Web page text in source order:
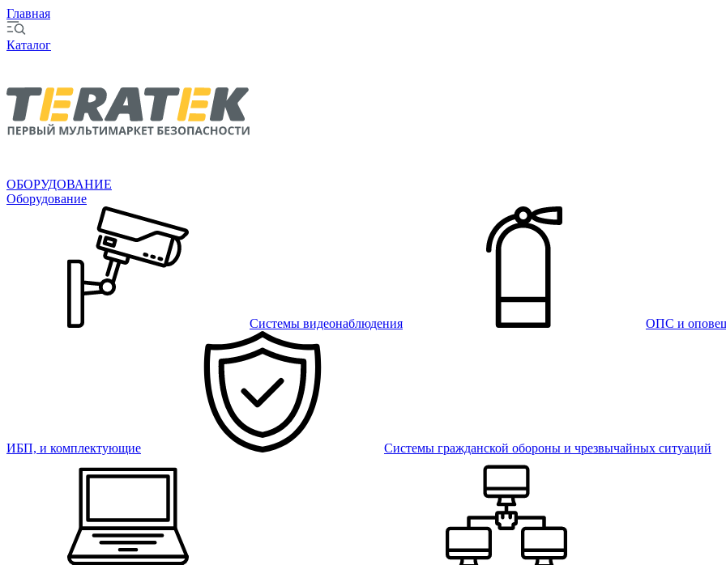
Главная
Каталог
ОБОРУДОВАНИЕ
Оборудование
Системы видеонаблюдения ОПС и
ИБП, и комплектующие Системы гражданской обороны и чрезвычайных ситуаций